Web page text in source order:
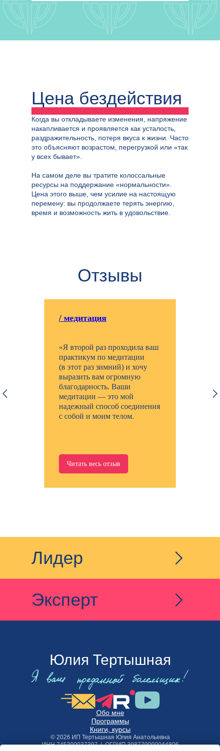
Цена бездействия
Когда вы откладываете изменения, напряжение
накапливается и проявляется как усталость,
раздражительность, потеря вкуса к жизни. Часто
это объясняют возрастом, перегрузкой или «так
у всех бывает».
На самом деле вы тратите колоссальные
ресурсы на поддержание «нормальности».
Цена этого выше, чем усилие на настоящую
перемену: вы продолжаете терять энергию,
время и возможность жить в удовольствие.
Отзывы
/ медитация
«Я второй раз проходила ваш
практикум по медитации
(в этот раз зимний) и хочу
выразить вам огромную
благодарность. Ваши
медитации — это мой
надежный способ соединения
с собой и моим телом.
Читать весь отзыв
Лидер
Эксперт
Юлия Тертышная
© 2026 ИП Тертышная Юлия Анатольевна
ИНН 745300037397 | ОГРИП 308770000044806
Обо мне
Программы
Книги, курсы